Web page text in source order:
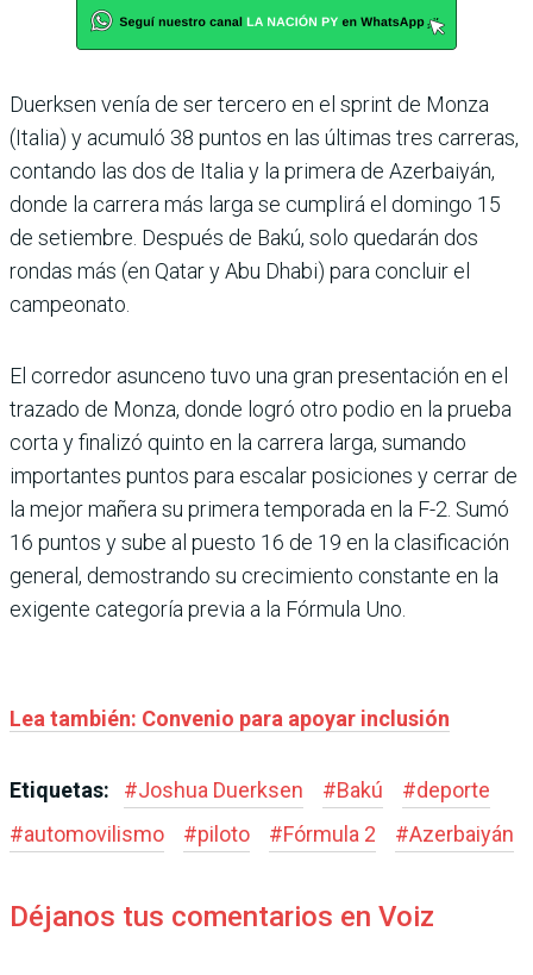
Duerksen venía de ser tercero en el sprint de Monza
(Italia) y acumuló 38 puntos en las últimas tres carreras,
contando las dos de Italia y la primera de Azerbaiyán,
donde la carrera más larga se cum­plirá el domingo 15
de setiembre. Después de Bakú, solo quedarán dos
rondas más (en Qatar y Abu Dhabi) para con­cluir el
campeonato.
El corredor asunceno tuvo una gran presentación en el
tra­zado de Monza, donde logró otro podio en la prueba
corta y finalizó quinto en la carrera larga, sumando
importan­tes puntos para escalar posi­ciones y cerrar de
la mejor mañera su primera tempo­rada en la F-2. Sumó
16 puntos y sube al puesto 16 de 19 en la clasificación
general, demos­trando su crecimiento cons­tante en la
exigente categoría previa a la Fórmula Uno.
Lea también: Convenio para apoyar inclusión
Etiquetas: #Joshua Duerksen #Bakú #deporte
#automovilismo #piloto #Fórmula 2 #Azerbaiyán
Déjanos tus comentarios en Voiz